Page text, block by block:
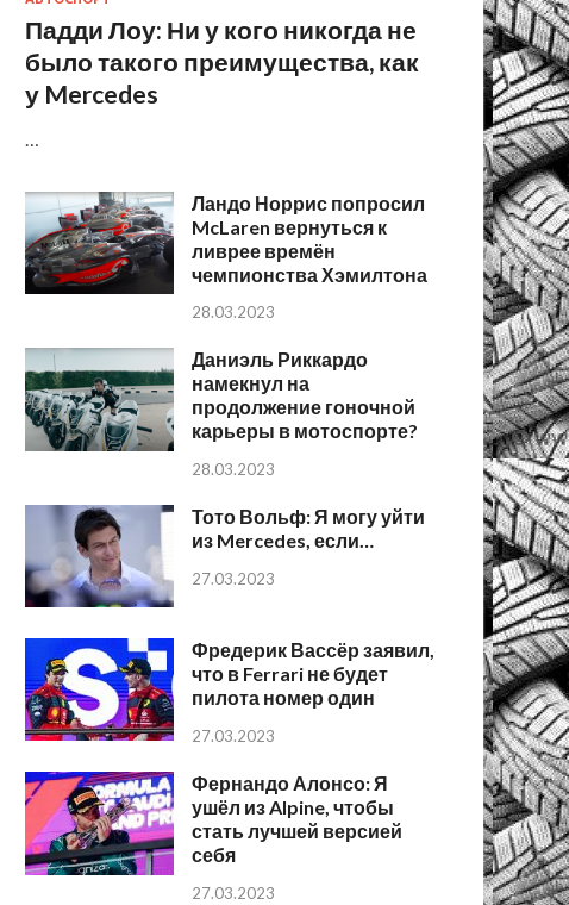
Падди Лоу: Ни у кого никогда не
было такого преимущества, как
у Mercedes
Ландо Норрис попросил
McLaren вернуться к
ливрее времён
чемпионства Хэмилтона
28.03.2023
Даниэль Риккардо
намекнул на
продолжение гоночной
карьеры в мотоспорте?
28.03.2023
Тото Вольф: Я могу уйти
из Mercedes, если…
27.03.2023
Фредерик Вассёр заявил,
что в Ferrari не будет
пилота номер один
27.03.2023
Фернандо Алонсо: Я
ушёл из Alpine, чтобы
стать лучшей версией
себя
27.03.2023